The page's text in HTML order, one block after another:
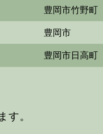
豊岡市竹野町
豊岡市
豊岡市日高町
す。